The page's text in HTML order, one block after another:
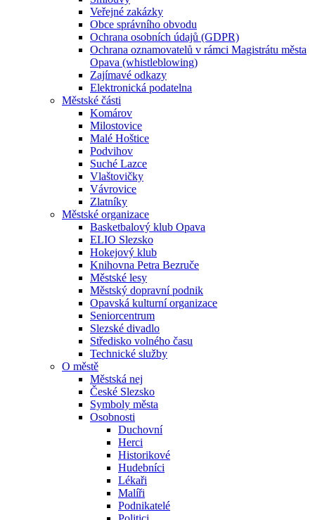
Veřejné zakázky
Obce správního obvodu
Ochrana osobních údajů (GDPR)
Ochrana oznamovatelů v rámci Magistrátu města
Opava (whistleblowing)
Zajímavé odkazy
Elektronická podatelna
Městské části
Komárov
Milostovice
Malé Hoštice
Podvihov
Suché Lazce
Vlaštovičky
Vávrovice
Zlatníky
Městské organizace
Basketbalový klub Opava
ELIO Slezsko
Hokejový klub
Knihovna Petra Bezruče
Městské lesy
Městský dopravní podnik
Opavská kulturní organizace
Seniorcentrum
Slezské divadlo
Středisko volného času
Technické služby
O městě
Městská nej
České Slezsko
Symboly města
Osobnosti
Duchovní
Herci
Historikové
Hudebníci
Lékaři
Malíři
Podnikatelé